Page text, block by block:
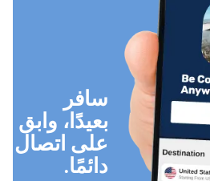
سافر
بعيدًا، وابق
على اتصال
دائمًا.